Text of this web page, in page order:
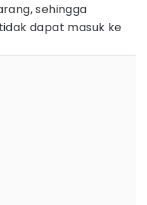
sehingga
dapat masuk ke